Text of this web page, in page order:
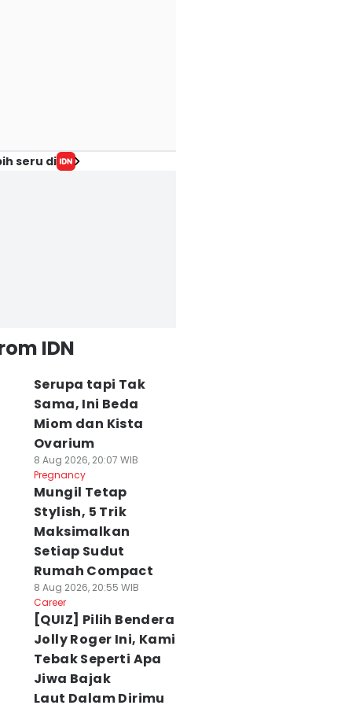
seru di
IDN
Serupa tapi Tak
Sama, Ini Beda
Miom dan Kista
Ovarium
8 Aug 2026, 20:07 WIB
Pregnancy
Mungil Tetap
Stylish, 5 Trik
Maksimalkan
Setiap Sudut
Rumah Compact
8 Aug 2026, 20:55 WIB
Career
[QUIZ] Pilih Bendera
Jolly Roger Ini, Kami
Tebak Seperti Apa
Jiwa Bajak
Laut Dalam Dirimu